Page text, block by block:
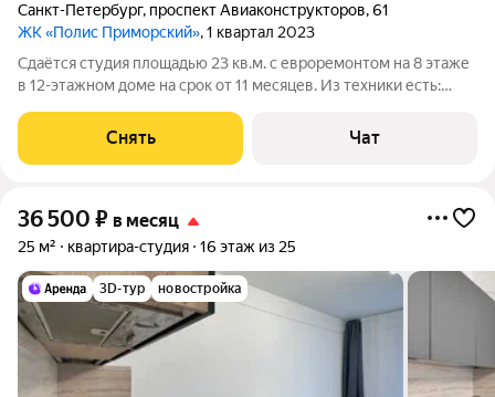
Санкт-Петербург, проспект Авиаконструкторов,61
ЖК «Полис Приморский», 1 квартал 2023
Сдаётся студия площадью 23 кв.м. с евроремонтом на 8 этаже
в 12-этажном доме на срок от 11 месяцев. Из техники есть:
монолитный, окна выходят
Снять Чат
36 500 ₽ в месяц
25 м² квартира-студия 16 этаж из 25
3D-тур новостройка